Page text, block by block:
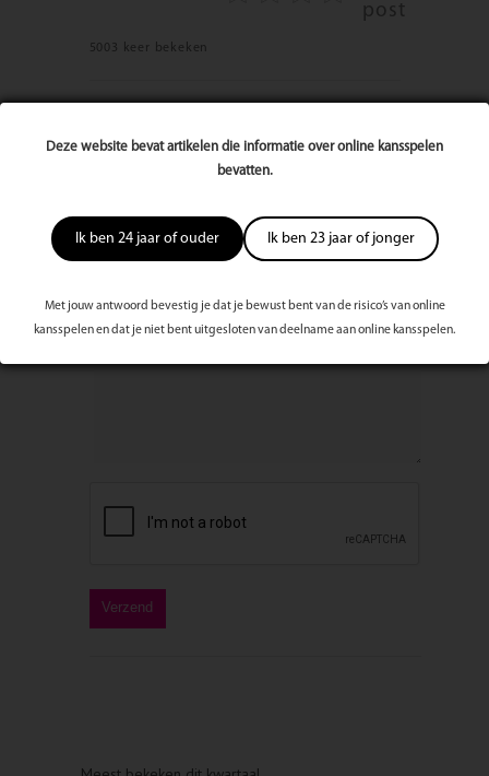
Deze website bevat artikelen die informatie over online kansspelen
bevatten.
Ik ben 24 jaar of ouder Ik ben 23 jaar of jonger
Met jouw antwoord bevestig je dat je bewust bent van de risico’s van online
kansspelen en dat je niet bent uitgesloten van deelname aan online kansspelen.
post
5003 keer bekeken
E-mailadres
Bericht